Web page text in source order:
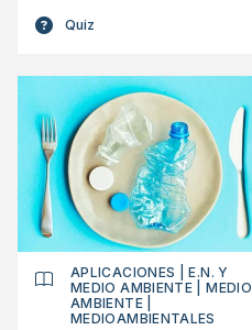
Quiz
APLICACIONES |E.N. Y
MEDIO AMBIENTE |MEDIO
AMBIENTE|
MEDIOAMBIENTALES